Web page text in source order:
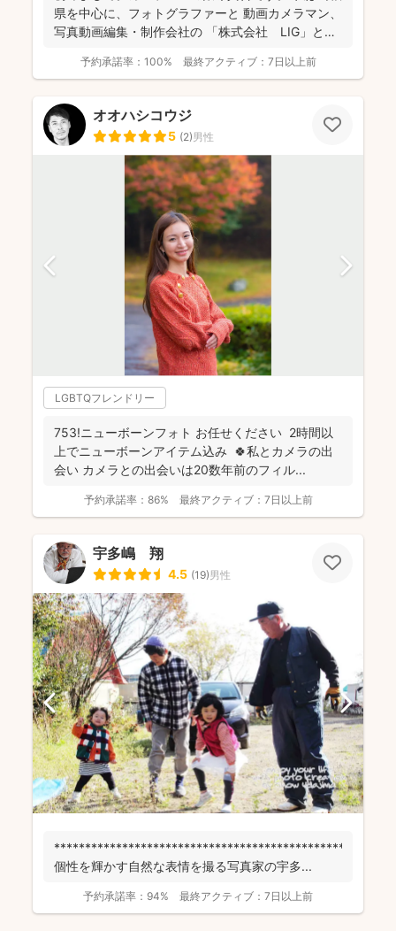
県を中心に、フォトグラファーと 動画カメラマン、
写真動画編集・制作会社の 「株式会社 LIG」とい
予約承諾率： 100% 最終アクティブ： 7日以上前
オオハシコウジ
5 (2)男性
LGBTQフレンドリー
753!ニューボーンフォト お任せください 2時間以
上でニューボーンアイテム込み 🍀私とカメラの出
会い カメラとの出会いは20数年前のフィル...
予約承諾率： 86% 最終アクティブ： 7日以上前
宇多嶋 翔
4.5 (19)男性
******************************************************
個性を輝かす自然な表情を撮る写真家の宇多...
予約承諾率： 94% 最終アクティブ： 7日以上前